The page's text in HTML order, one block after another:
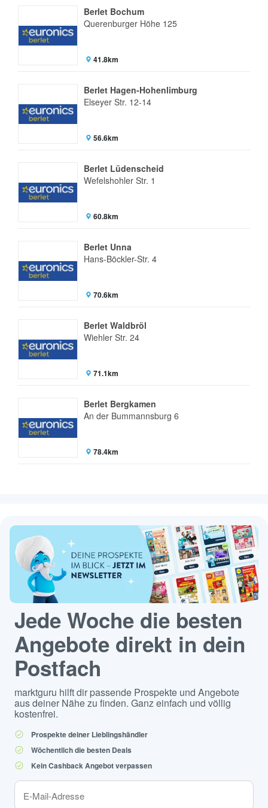
Berlet Bochum
Querenburger Höhe 125
41.8km
Berlet Hagen-Hohenlimburg
Elseyer Str. 12-14
56.6km
Berlet Lüdenscheid
Wefelshohler Str. 1
60.8km
Berlet Unna
Hans-Böckler-Str. 4
70.6km
Berlet Waldbröl
Wiehler Str. 24
71.1km
Berlet Bergkamen
An der Bummannsburg 6
78.4km
Jede Woche die besten
Angebote direkt in dein
Postfach
marktguru hilft dir passende Prospekte und Angebote
aus deiner Nähe zu finden. Ganz einfach und völlig
kostenfrei.
Prospekte deiner Lieblingshändler
Wöchentlich die besten Deals
Kein Cashback Angebot verpassen